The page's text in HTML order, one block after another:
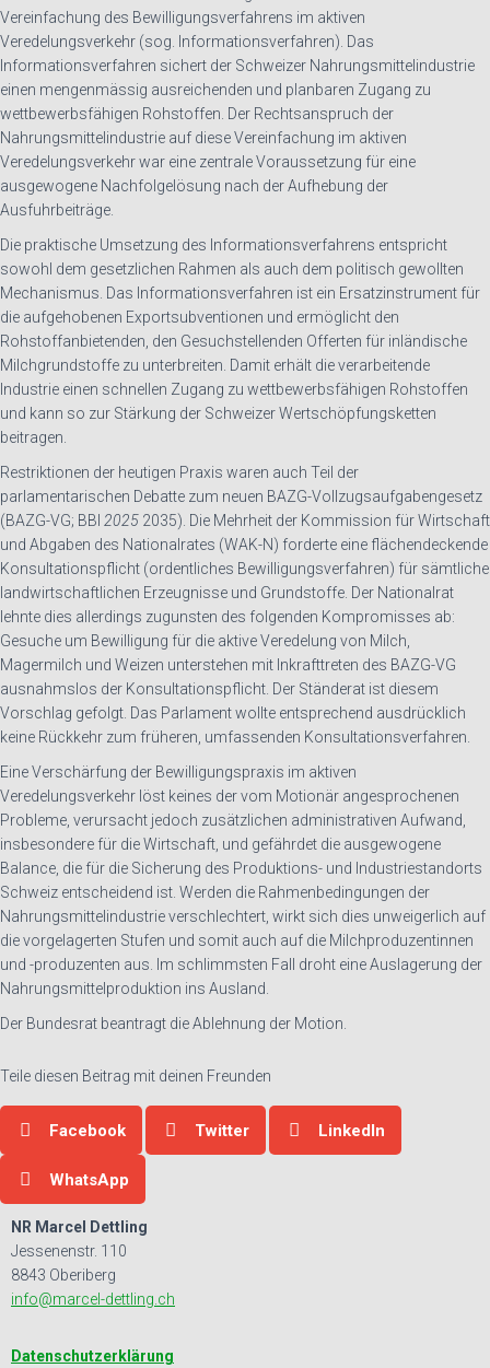
Vereinfachung des Bewilligungsverfahrens im aktiven
Veredelungsverkehr (sog. Informationsverfahren). Das
Informationsverfahren sichert der Schweizer Nahrungsmittelindustrie
einen mengenmässig ausreichenden und planbaren Zugang zu
wettbewerbsfähigen Rohstoffen. Der Rechtsanspruch der
Nahrungsmittelindustrie auf diese Vereinfachung im aktiven
Veredelungsverkehr war eine zentrale Voraussetzung für eine
ausgewogene Nachfolgelösung nach der Aufhebung der
Ausfuhrbeiträge.
Die praktische Umsetzung des Informationsverfahrens entspricht
sowohl dem gesetzlichen Rahmen als auch dem politisch gewollten
Mechanismus. Das Informationsverfahren ist ein Ersatzinstrument für
die aufgehobenen Exportsubventionen und ermöglicht den
Rohstoffanbietenden, den Gesuchstellenden Offerten für inländische
Milchgrundstoffe zu unterbreiten. Damit erhält die verarbeitende
Industrie einen schnellen Zugang zu wettbewerbsfähigen Rohstoffen
und kann so zur Stärkung der Schweizer Wertschöpfungsketten
beitragen.
Restriktionen der heutigen Praxis waren auch Teil der
parlamentarischen Debatte zum neuen BAZG-Vollzugsaufgabengesetz
(BAZG-VG; BBl 2025 2035). Die Mehrheit der Kommission für Wirtschaft
und Abgaben des Nationalrates (WAK-N) forderte eine flächendeckende
Konsultationspflicht (ordentliches Bewilligungsverfahren) für sämtliche
landwirtschaftlichen Erzeugnisse und Grundstoffe. Der Nationalrat
lehnte dies allerdings zugunsten des folgenden Kompromisses ab:
Gesuche um Bewilligung für die aktive Veredelung von Milch,
Magermilch und Weizen unterstehen mit Inkrafttreten des BAZG-VG
ausnahmslos der Konsultationspflicht. Der Ständerat ist diesem
Vorschlag gefolgt. Das Parlament wollte entsprechend ausdrücklich
keine Rückkehr zum früheren, umfassenden Konsultationsverfahren.
Eine Verschärfung der Bewilligungspraxis im aktiven
Veredelungsverkehr löst keines der vom Motionär angesprochenen
Probleme, verursacht jedoch zusätzlichen administrativen Aufwand,
insbesondere für die Wirtschaft, und gefährdet die ausgewogene
Balance, die für die Sicherung des Produktions- und Industriestandorts
Schweiz entscheidend ist. Werden die Rahmenbedingungen der
Nahrungsmittelindustrie verschlechtert, wirkt sich dies unweigerlich auf
die vorgelagerten Stufen und somit auch auf die Milchproduzentinnen
und -produzenten aus. Im schlimmsten Fall droht eine Auslagerung der
Nahrungsmittelproduktion ins Ausland.
Der Bundesrat beantragt die Ablehnung der Motion.
Teile diesen Beitrag mit deinen Freunden
Facebook Twitter LinkedIn
WhatsApp
NR Marcel Dettling
Jessenenstr. 110
8843 Oberiberg
info@marcel-dettling.ch
Datenschutzerklärung